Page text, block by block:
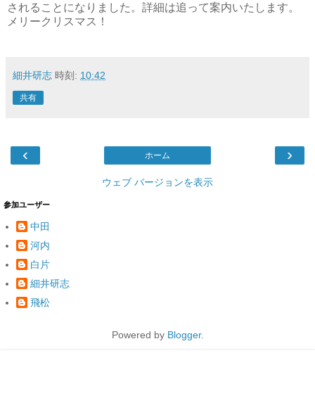
されることになりました。詳細は追って案内いたします。
メリークリスマス！
細井研志 時刻: 10:42
共有
‹ ›
ホーム
ウェブ バージョンを表示
参加ユーザー
中田
河内
白片
細井研志
飛松
Powered by Blogger.